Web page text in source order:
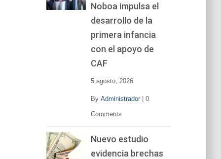
Noboa impulsa el
desarrollo de la
primera infancia
con el apoyo de
CAF
5 agosto, 2026
By Administrador| 0
Comments
Nuevo estudio
evidencia brechas